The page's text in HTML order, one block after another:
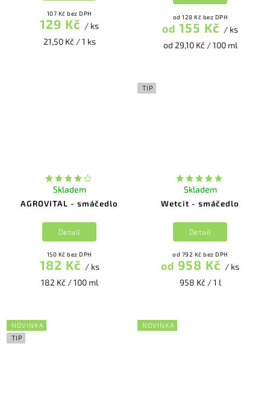
107 Kč bez DPH
129 Kč / ks
21,50 Kč / 1 ks
od 128 Kč bez DPH
od 155 Kč / ks
od 29,10 Kč / 100 ml
AGROVITAL - smáčedlo
Skladem
150 Kč bez DPH
182 Kč / ks
182 Kč / 100 ml
Detail
TIP
Wetcit - smáčedlo
Skladem
od 792 Kč bez DPH
od 958 Kč / ks
958 Kč / 1 l
Detail
NOVINKA
TIP
NOVINKA